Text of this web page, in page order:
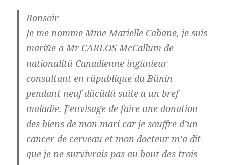
Bonsoir
Je me nomme Mme Marielle Cabane, je suis
mariйe а Mr CARLOS McCallum de
nationalitй Canadienne ingйnieur
consultant en rйpublique du Bйnin
pendant neuf dйcйdй suite а un bref
maladie. J’envisage de faire une donation
des biens de mon mari car je souffre d’un
cancer de cerveau et mon docteur m’a dit
que je ne survivrais pas au bout des trois